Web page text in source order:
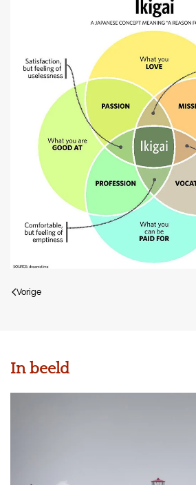
Vorige
In beeld